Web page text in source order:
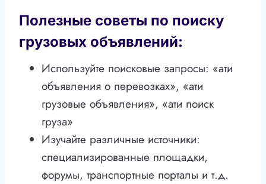
Полезные советы по поиску
грузовых объявлений:
Используйте поисковые запросы: «ати
объявления о перевозках», «ати
грузовые объявления», «ати поиск
груза»
Изучайте различные источники:
специализированные площадки,
форумы, транспортные порталы и т.д.